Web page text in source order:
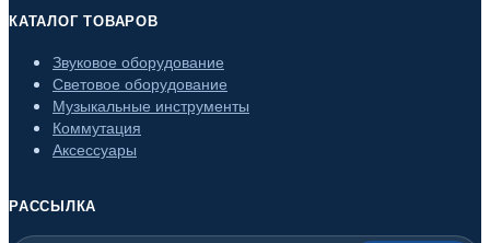
КАТАЛОГ ТОВАРОВ
Звуковое оборудование
Световое оборудование
Музыкальные инструменты
Коммутация
Аксессуары
РАССЫЛКА